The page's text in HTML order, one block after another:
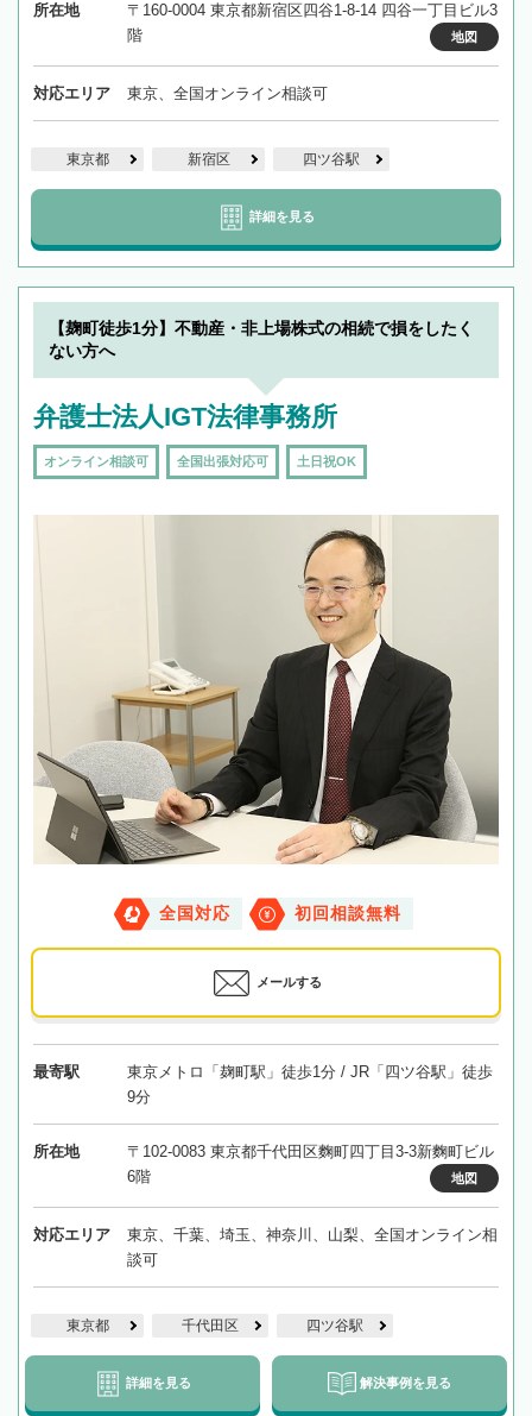
所在地
〒160-0004 東京都新宿区四谷1-8-14 四谷一丁目ビル3
階
地図
対応エリア 東京、全国オンライン相談可
東京都 新宿区 四ツ谷駅
詳細を見る
【麹町徒歩1分】不動産・非上場株式の相続で損をしたく
ない方へ
弁護士法人IGT法律事務所
オンライン相談可 全国出張対応可 土日祝OK
全国対応 初回相談無料
メールする
最寄駅
東京メトロ「麹町駅」徒歩1分 / JR「四ツ谷駅」徒歩
9分
所在地
〒102-0083 東京都千代田区麴町四丁目3-3新麴町ビル
6階
地図
対応エリア
東京、千葉、埼玉、神奈川、山梨、全国オンライン相
談可
東京都 千代田区 四ツ谷駅
詳細を見る 解決事例を見る